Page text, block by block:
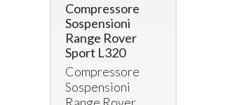
Compressore
Sospensioni
Range Rover
Sport L320
Compressore
Sospensioni